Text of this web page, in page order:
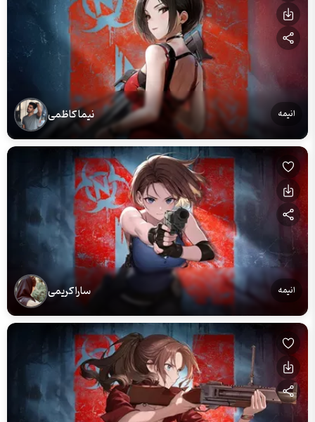
انیمه نیما کاظمی
انیمه سارا کریمی